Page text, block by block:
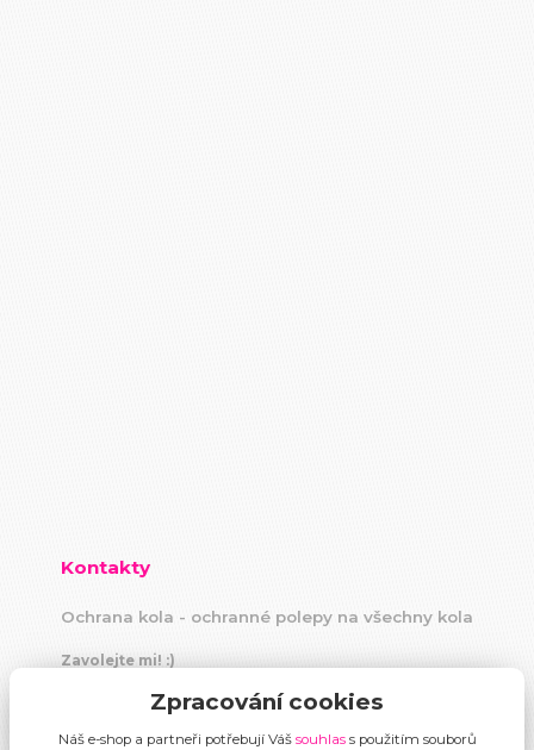
Kontakty
Ochrana kola - ochranné polepy na všechny kola
Zavolejte mi! :)
(Po-Pá, 9 -18 hod)Zpracování cookies
Náš e-shop a partneři potřebují Váš souhlass použitím souborů